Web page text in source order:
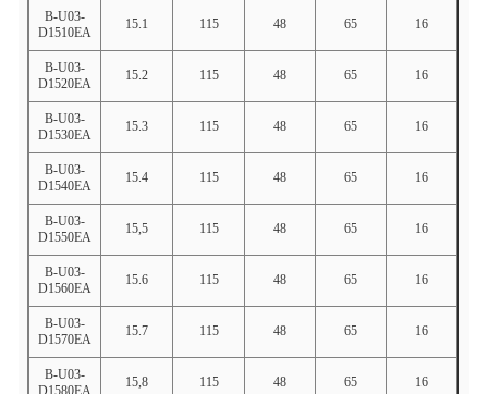
B-U03-
D1510EA
15.1 115 48 65 16
B-U03-
D1520EA
15.2 115 48 65 16
B-U03-
D1530EA
15.3 115 48 65 16
B-U03-
D1540EA
15.4 115 48 65 16
B-U03-
D1550EA
15,5 115 48 65 16
B-U03-
D1560EA
15.6 115 48 65 16
B-U03-
D1570EA
15.7 115 48 65 16
B-U03-
D1580EA
15,8 115 48 65 16